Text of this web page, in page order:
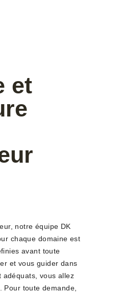
et
notre équipe DK
chaque domaine est
avant toute
et vous guider dans
adéquats, vous allez
toute demande,